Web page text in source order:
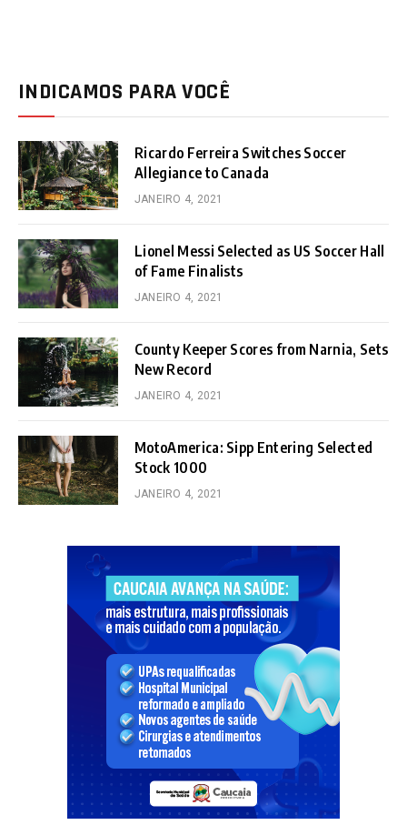
INDICAMOS PARA VOCÊ
Ricardo Ferreira Switches Soccer
Allegiance to Canada
JANEIRO 4, 2021
Lionel Messi Selected as US Soccer Hall
of Fame Finalists
JANEIRO 4, 2021
County Keeper Scores from Narnia, Sets
New Record
JANEIRO 4, 2021
MotoAmerica: Sipp Entering Selected
Stock 1000
JANEIRO 4, 2021